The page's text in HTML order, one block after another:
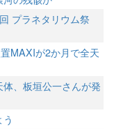
プラネタリウム祭
MAXIが2か月で全天
、板垣公一さんが発